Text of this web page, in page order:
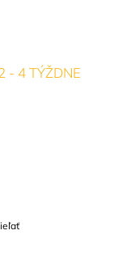
- 4 TÝŽDNE